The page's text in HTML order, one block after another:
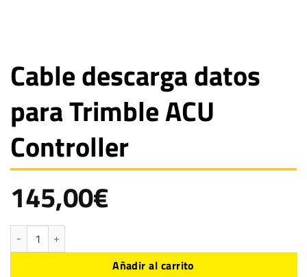
Cable descarga datos
para Trimble ACU
Controller
145,00€
Cable descarga datos para Trimble ACU Controller cantidad
Añadir al carrito